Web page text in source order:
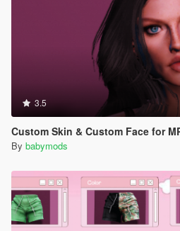
3.5
Custom Skin & Custom Face for
By babymods